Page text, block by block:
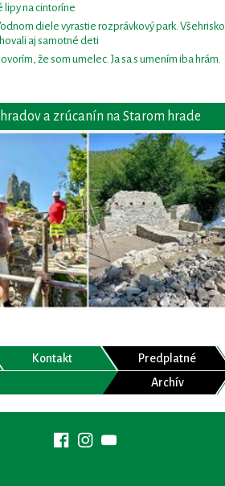
lipy na cintoríne
diele vyrastie rozprávkový park. Všehrisko
aj samotné deti
že som umelec. Ja sa s umením iba hrám.
a zrúcanín na Starom hrade
Kontakt
Predplatné
Archív